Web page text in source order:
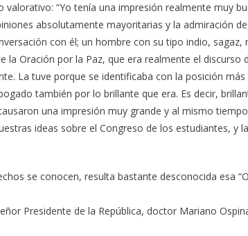
valorativo: “Yo tenía una impresión realmente muy
absolutamente mayoritarias y la admiración
con él; un hombre con su tipo indio,
la Oración por la Paz, que era realmente el
La tuve porque se identificaba con la posición
también por lo brillante que era. Es decir,
una impresión muy grande y al mismo
ideas sobre el Congreso de los estudiantes, y
se conocen, resulta bastante desconocida esa
Presidente de la República, doctor Mariano